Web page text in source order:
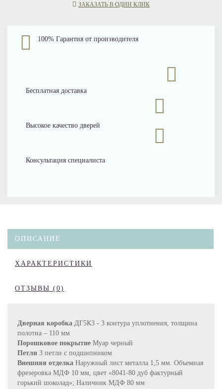
ЗАКАЗАТЬ В ОДИН КЛИК
100% Гарантия от производителя
Бесплатная доставка
Высокое качество дверей
Консультация специалиста
ОПИСАНИЕ
ХАРАКТЕРИСТИКИ
ОТЗЫВЫ (0)
Дверная коробка ДГ5К3 - 3 контура уплотнения, толщина
полотна – 110 мм
Порошковое покрытие Муар черный
Петли 3 петли с подшипником
Внешняя отделка Наружный лист металла 1,5 мм. Объемная
фрезеровка МДФ 10 мм, цвет «8041-80 дуб фактурный
горький шоколад»; Наличник МДФ 80 мм